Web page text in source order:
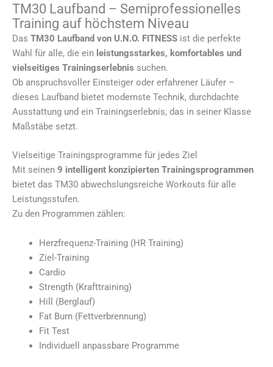
TM30 Laufband – Semiprofessionelles
Training auf höchstem Niveau
Das TM30 Laufband von U.N.O. FITNESS ist die perfekte
Wahl für alle, die ein leistungsstarkes, komfortables und
vielseitiges Trainingserlebnis suchen.
Ob anspruchsvoller Einsteiger oder erfahrener Läufer –
dieses Laufband bietet modernste Technik, durchdachte
Ausstattung und ein Trainingserlebnis, das in seiner Klasse
Maßstäbe setzt.
Vielseitige Trainingsprogramme für jedes Ziel
Mit seinen 9 intelligent konzipierten Trainingsprogrammen
bietet das TM30 abwechslungsreiche Workouts für alle
Leistungsstufen.
Zu den Programmen zählen:
Herzfrequenz-Training (HR Training)
Ziel-Training
Cardio
Strength (Krafttraining)
Hill (Berglauf)
Fat Burn (Fettverbrennung)
Fit Test
Individuell anpassbare Programme